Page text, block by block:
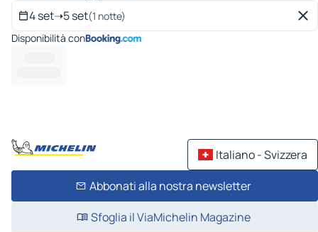
4 set➝5 set(1 notte)
Disponibilità con
Italiano - Svizzera
Abbonati alla nostra newsletter
Sfoglia il ViaMichelin Magazine